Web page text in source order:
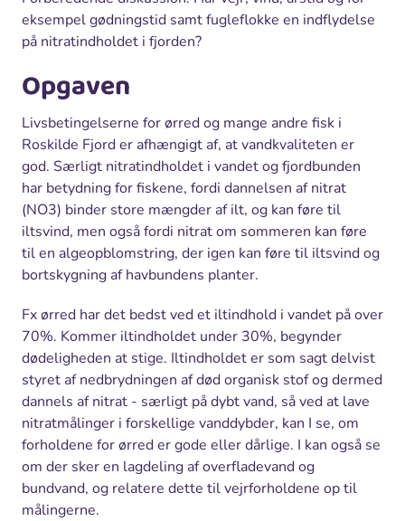
eksempel gødningstid samt fugleflokke en indflydelse
på nitratindholdet i fjorden?
Opgaven
Livsbetingelserne for ørred og mange andre fisk i
Roskilde Fjord er afhængigt af, at vandkvaliteten er
god. Særligt nitratindholdet i vandet og fjordbunden
har betydning for fiskene, fordi dannelsen af nitrat
(NO3) binder store mængder af ilt, og kan føre til
iltsvind, men også fordi nitrat om sommeren kan føre
til en algeopblomstring, der igen kan føre til iltsvind og
bortskygning af havbundens planter.
Fx ørred har det bedst ved et iltindhold i vandet på over
70%. Kommer iltindholdet under 30%, begynder
dødeligheden at stige. Iltindholdet er som sagt delvist
styret af nedbrydningen af død organisk stof og dermed
dannels af nitrat - særligt på dybt vand, så ved at lave
nitratmålinger i forskellige vanddybder, kan I se, om
forholdene for ørred er gode eller dårlige. I kan også se
om der sker en lagdeling af overfladevand og
bundvand, og relatere dette til vejrforholdene op til
målingerne.